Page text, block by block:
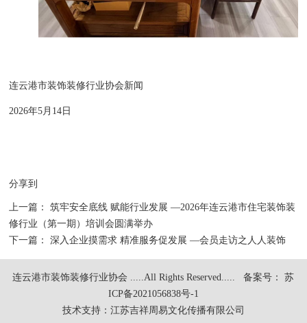
连云港市装饰装修行业协会新闻
2026年5月14日
分享到
上一篇：筑牢安全底线 赋能行业发展 —2026年连云港市住宅装饰装
修行业（第一期）培训会圆满举办
下一篇：深入企业摸需求 精准服务促发展 —会员走访之人人装饰
连云港市装饰装修行业协会 .....All Rights Reserved.....备案号： 苏
ICP备2021056838号-1
技术支持： 江苏吉祥周易文化传播有限公司